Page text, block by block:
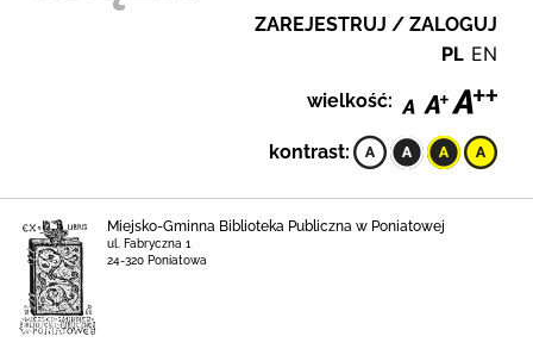
ZAREJESTRUJ / ZALOGUJ
PL EN
wielkość:
kontrast:
Miejsko-Gminna Biblioteka Publiczna w Poniatowej
ul. Fabryczna 1
24-320 Poniatowa